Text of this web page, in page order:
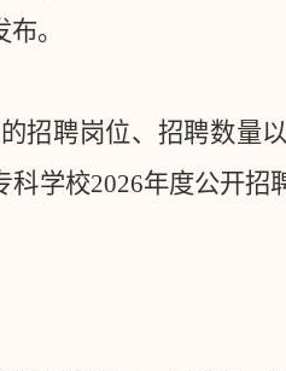
。
招聘岗位、招聘数量
科学校2026年度公开招